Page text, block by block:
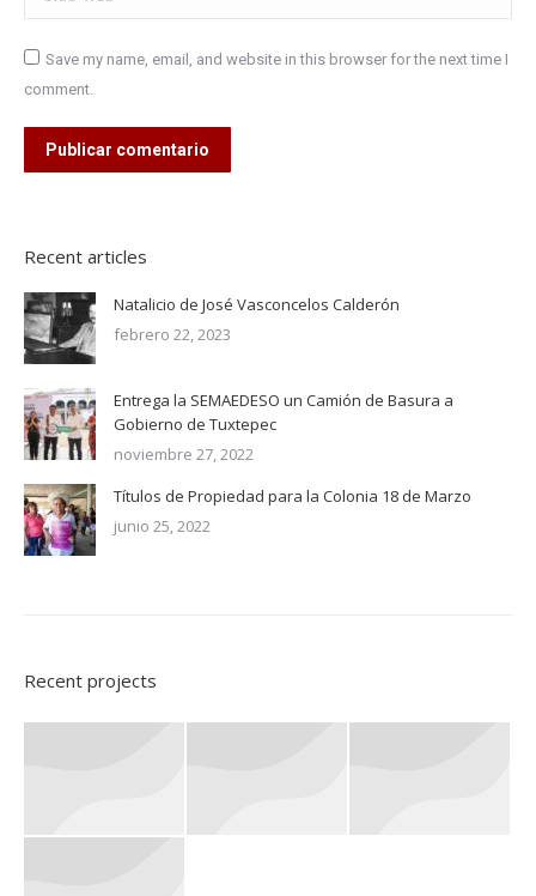
Save my name, email, and website in this browser for the next time I
comment.
Publicar comentario
Recent articles
Natalicio de José Vasconcelos Calderón
febrero 22, 2023
Entrega la SEMAEDESO un Camión de Basura a
Gobierno de Tuxtepec
noviembre 27, 2022
Títulos de Propiedad para la Colonia 18 de Marzo
junio 25, 2022
Recent projects